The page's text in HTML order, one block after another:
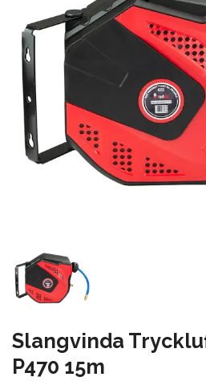
Slangvinda
P470 15m